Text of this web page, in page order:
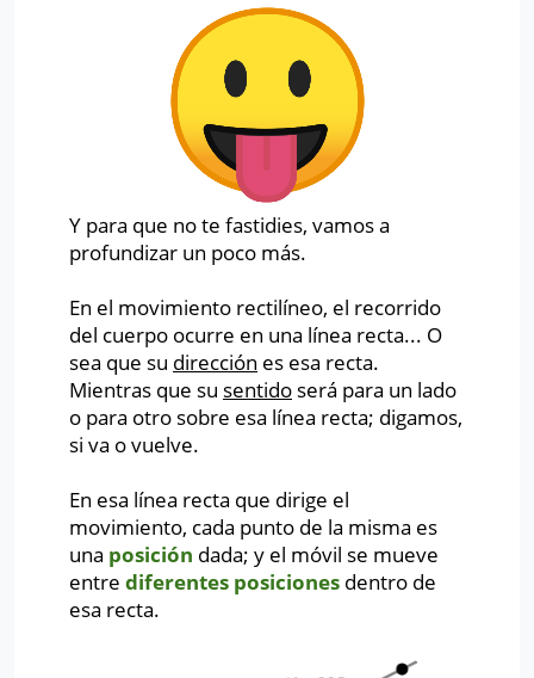
Y para que no te fastidies, vamos a
profundizar un poco más.
En el movimiento rectilíneo, el recorrido
del cuerpo ocurre en una línea recta... O
sea que su dirección es esa recta.
Mientras que su sentido será para un lado
o para otro sobre esa línea recta; digamos,
si va o vuelve.
En esa línea recta que dirige el
movimiento, cada punto de la misma es
una posición dada; y el móvil se mueve
entre diferentes posiciones dentro de
esa recta.